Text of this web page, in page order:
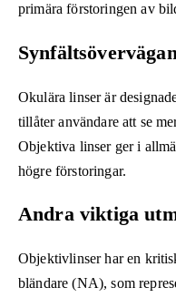
primära förstoringen av
Okulära linser är
tillåter användare att se
Objektiva linser ger i
högre förstoringar.
Andra viktiga
Objektivlinser har en
bländare (NA), som